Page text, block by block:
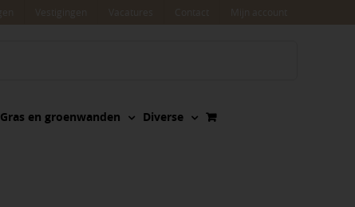
Gras en groenwanden Diverse